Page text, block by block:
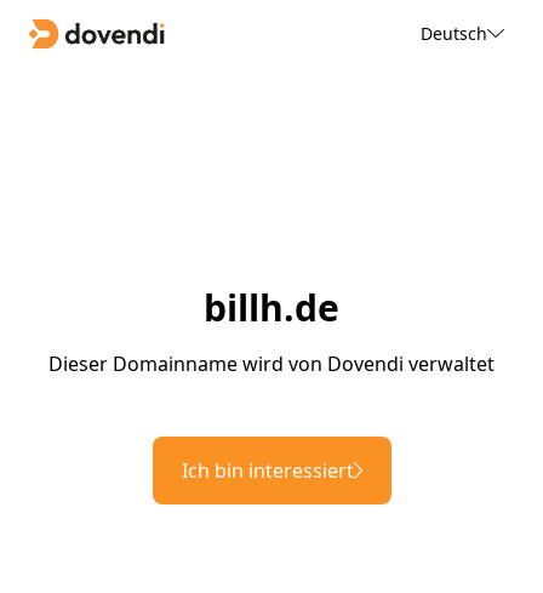
Deutsch
billh.de
Dieser Domainname wird von Dovendi verwaltet
Ich bin interessiert